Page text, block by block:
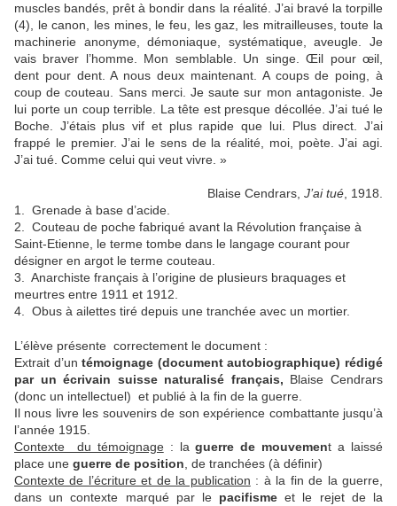
muscles bandés, prêt à bondir dans la réalité. J’ai bravé la torpille
(4), le canon, les mines, le feu, les gaz, les mitrailleuses, toute la
machinerie anonyme, démoniaque, systématique, aveugle. Je
vais braver l’homme. Mon semblable. Un singe. Œil pour œil,
dent pour dent. A nous deux maintenant. A coups de poing, à
coup de couteau. Sans merci. Je saute sur mon antagoniste. Je
lui porte un coup terrible. La tête est presque décollée. J’ai tué le
Boche. J’étais plus vif et plus rapide que lui. Plus direct. J’ai
frappé le premier. J’ai le sens de la réalité, moi, poète. J’ai agi.
J’ai tué. Comme celui qui veut vivre. »
Blaise Cendrars, J’ai tué , 1918.
1. Grenade à base d’acide.
2. Couteau de poche fabriqué avant la Révolution française à
Saint-Etienne, le terme tombe dans le langage courant pour
désigner en argot le terme couteau.
3. Anarchiste français à l’origine de plusieurs braquages et
meurtres entre 1911 et 1912.
4. Obus à ailettes tiré depuis une tranchée avec un mortier.
L’élève présente correctement le document :
Extrait d’untémoignage (document autobiographique) rédigé
par un écrivain suisse naturalisé français, Blaise Cendrars
(donc un intellectuel) et publié à la fin de la guerre.
Il nous livre les souvenirs de son expérience combattante jusqu’à
l’année 1915.
Contexte du témoignage: laguerre de mouvement a laissé
place une guerre de position , de tranchées (à définir)
Contexte de l’écriture et de la publication : à la fin de la guerre,
dans un contexte marqué par le pacifismeet le rejet de la